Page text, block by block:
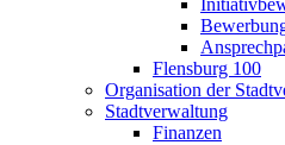
Flensburg 100
Organisation der
Stadtverwaltung
Finanzen